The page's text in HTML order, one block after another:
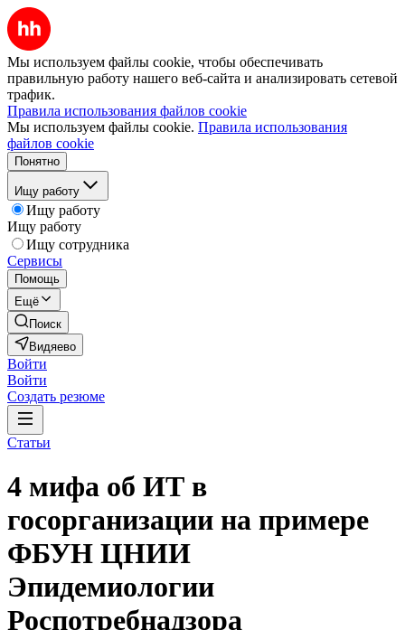
Мы используем файлы cookie, чтобы обеспечивать
правильную работу нашего веб-сайта и анализировать сетевой
трафик.
Правила использования файлов cookie
Мы используем файлы cookie. Правила использования
файлов cookie
Понятно
Ищу работу
Ищу работу
Ищу работу
Ищу сотрудника
Сервисы
Помощь
Ещё
Поиск
Видяево
Войти
Войти
Создать резюме
Статьи
4 мифа об ИТ в
госорганизации на примере
ФБУН ЦНИИ
Эпидемиологии
Роспотребнадзора